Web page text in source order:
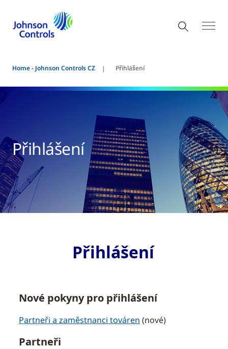
Home - Johnson Controls CZ Přihlášení
Přihlášení
Přihlášení
Nové pokyny pro přihlášení
Partneři a zaměstnanci továren (nové)
Partneři